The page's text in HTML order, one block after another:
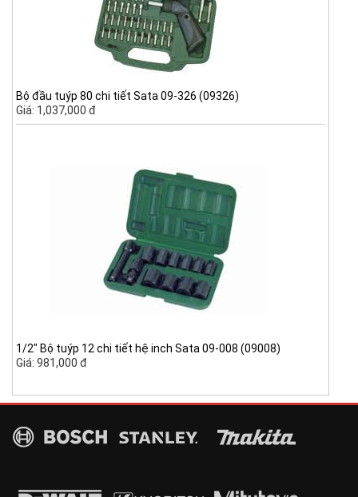
Bộ đầu tuýp 80 chi tiết Sata 09-326 (09326)
Giá: 1,037,000 đ
1/2" Bộ tuýp 12 chi tiết hệ inch Sata 09-008 (09008)
Giá: 981,000 đ